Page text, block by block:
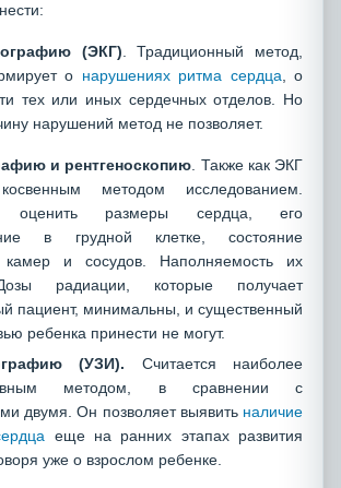
(ЭКГ) . Традиционный метод,
о нарушениях ритма сердца , о
тех или иных сердечных отделов. Но
нарушений метод не позволяет.
и рентгеноскопию . Также как ЭКГ
методом исследованием.
оценить размеры сердца, его
в грудной клетке, состояние
камер и сосудов. Наполняемость их
радиации, которые получает
пациент, минимальны, и существенный
ребенка принести не могут.
(УЗИ). Считается наиболее
методом, в сравнении с
двумя. Он позволяет выявить наличие
еще на ранних этапах развития
уже о взрослом ребенке.